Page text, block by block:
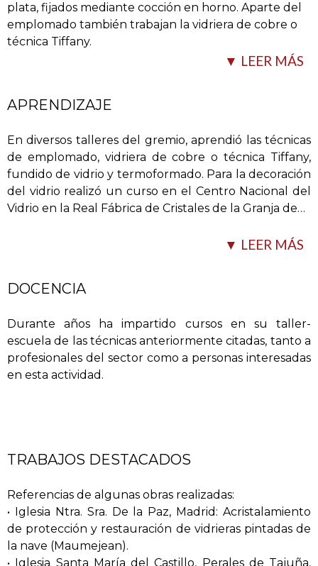
plata, fijados mediante cocción en horno. Aparte del
emplomado también trabajan la vidriera de cobre o
técnica Tiffany.
la restauración y elaboración de lámparas y otros
objetos de cristal. Para el desarrollo de esta actividad,
plata, rojo de cobre y diferentes productos químicos
herramientas manuales de corte, diferentes tipos de
tenazas, soldadores, pulidoras de vidrio y horno
eléctrico, bien para fundir vidrio o realizar decoraciones,
empleando diferentes temperaturas, según sea el
▼ LEER MÁS
APRENDIZAJE
En diversos talleres del gremio, aprendió las técnicas
de emplomado, vidriera de cobre o técnica Tiffany,
fundido de vidrio y termoformado. Para la decoración
del vidrio realizó un curso en el Centro Nacional del
Vidrio en la Real Fábrica de Cristales de la Granja de…
San Ildefonso (Segovia). Este curso fue impartido por
▼ LEER MÁS
DOCENCIA
Durante años ha impartido cursos en su taller-
escuela de las técnicas anteriormente citadas, tanto a
profesionales del sector como a personas interesadas
en esta actividad.
TRABAJOS DESTACADOS
Referencias de algunas obras realizadas:
• Iglesia Ntra. Sra. De la Paz, Madrid: Acristalamiento
de protección y restauración de vidrieras pintadas de
la nave (Maumejean).
• Iglesia Santa María del Castillo, Perales de Tajuña,